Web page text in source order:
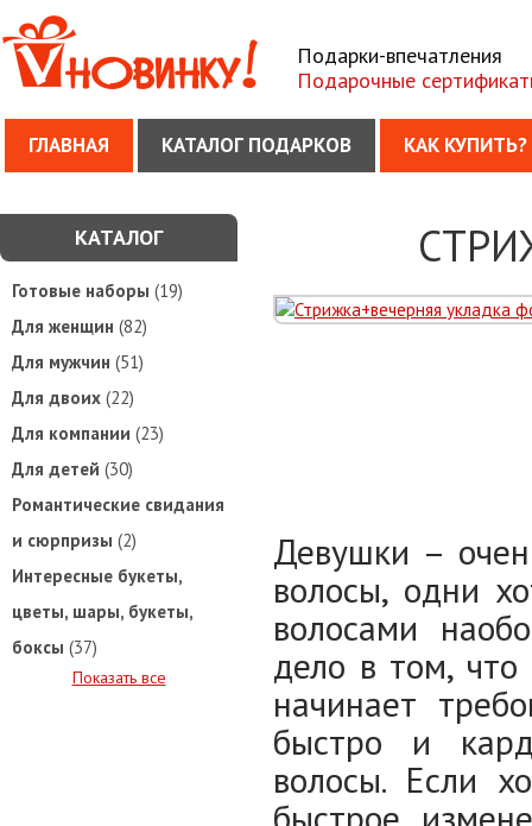
Подарки-впечатления
Подарочные
ГЛАВНАЯ КАТАЛОГ ПОДАРКОВ КАК КУПИТЬ?
Девушки –
волосы, одни
волосами
дело в том,
начинает
быстро и
волосы. Если
КАТАЛОГ
Готовые наборы (19)
Для женщин (82)
Для мужчин (51)
Для двоих (22)
Для компании (23)
Для детей (30)
Романтические свидания
и сюрпризы (2)
Интересные букеты,
цветы, шары, букеты,
боксы (37)
Показать все